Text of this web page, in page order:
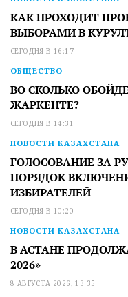
КАК ПРОХОДИТ
ВЫБОРАМИ В
СЕГОДНЯ В 16:17
ОБЩЕСТВО
ВО СКОЛЬКО
ЖАРКЕНТЕ?
СЕГОДНЯ В 14:31
НОВОСТИ КАЗАХСТАНА
ГОЛОСОВАНИЕ ЗА
ПОРЯДОК
ИЗБИРАТЕЛЕЙ
СЕГОДНЯ В 10:20
НОВОСТИ КАЗАХСТАНА
В АСТАНЕ
2026»
8 АВГУСТА 2026, 13:35